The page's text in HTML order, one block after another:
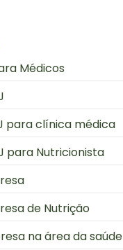
Médicos
para clínica médica
para Nutricionista
de Nutrição
na área da saúde